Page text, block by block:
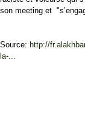
son meeting et
Source: http://
la-...